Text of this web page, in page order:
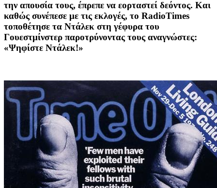
την απουσία τους, έπρεπε να εορταστεί δεόντος. Και
καθώς συνέπεσε με τις εκλογές, το RadioTimes
τοποθέτησε τα Ντάλεκ στη γέφυρα του
Γουεστμίνστερ παροτρύνοντας τους αναγνώστες:
«Ψηφίστε Ντάλεκ!»